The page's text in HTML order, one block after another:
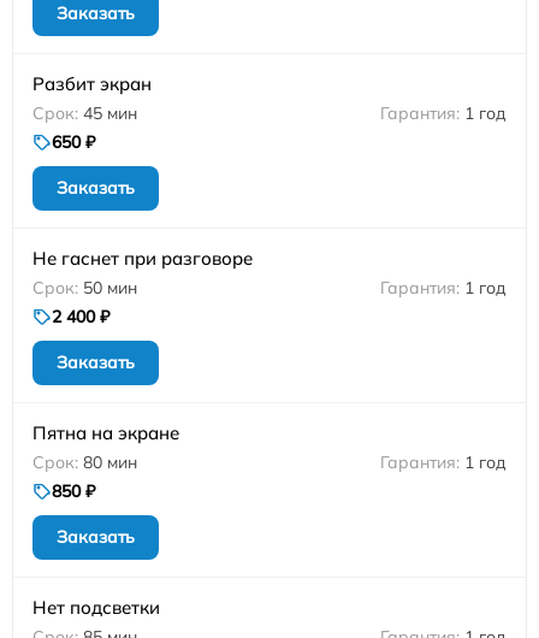
Заказать
Разбит экран
45 мин
1 год
650 ₽
Заказать
Не гаснет при разговоре
50 мин
1 год
2 400 ₽
Заказать
Пятна на экране
80 мин
1 год
850 ₽
Заказать
Нет подсветки